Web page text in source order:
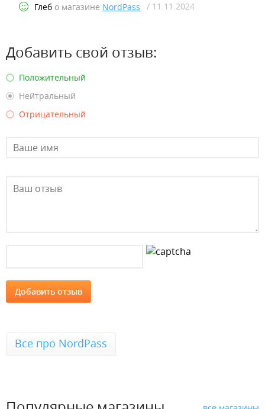
Глеб о магазине NordPass / 11.11.2024
Добавить свой отзыв:
Положительный
Нейтральный
Отрицательный
Все про NordPass